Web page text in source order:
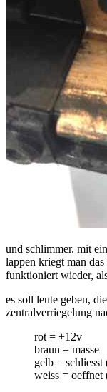
und schlimmer. mit
lappen kriegt man
funktioniert wieder,
es soll leute geben,
zentralverriegelung
rot = +12v
braun = masse
gelb =
weiss = oeffnet